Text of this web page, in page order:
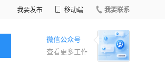
我要发布 移动端 我要联系
微信公众号
查看更多工作